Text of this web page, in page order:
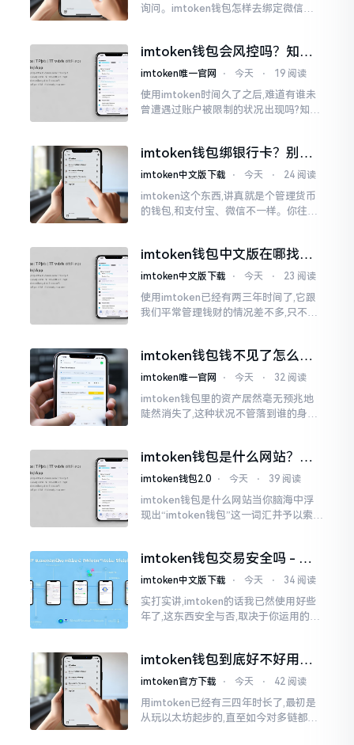
询问。imtoken钱包怎样去绑定微信呢?
试。随后予以明晰
imtoken钱包会风控吗？知乎
上的说法靠不靠谱，老币民告
imtoken唯一官网 ⋅ 今天 ⋅ 19 阅读
使用imtoken时间久了之后,难道有谁未
曾遭遇过账户被限制的状况出现吗?知乎
制。
imtoken钱包绑银行卡？别折
腾了，真相是这样的
imtoken中文版下载 ⋅ 今天 ⋅ 24 阅读
imtoken这个东西,讲真就是个管理货币
的钱包,和支付宝、微信不一样。你往里
imtoken钱包中文版在哪找？
老手教你避坑
imtoken中文版下载 ⋅ 今天 ⋅ 23 阅读
使用imtoken已经有两三年时间了,它跟
我们平常管理钱财的情况差不多,只不过
许许多多的链接
imtoken钱包钱不见了怎么
办？老用户手把手教你找回
imtoken唯一官网 ⋅ 今天 ⋅ 32 阅读
imtoken钱包里的资产居然毫无预兆地
陡然消失了,这种状况不管落到谁的身上,
打开钱包查看时
imtoken钱包是什么网站？一
文说清楚这玩意
imtoken钱包2.0 ⋅ 今天 ⋅ 39 阅读
imtoken钱包是什么网站当你脑海中浮
现出“imtoken钱包”这一词汇并予以索求
我也曾短暂错愕
imtoken钱包交易安全吗 - 老
用户的一些心里话
imtoken中文版下载 ⋅ 今天 ⋅ 34 阅读
实打实讲,imtoken的话我已然使用好些
年了,这东西安全与否,取决于你运用的方
睹过非常多的人
imtoken钱包到底好不好用？
老玩家说说真实体验
imtoken官方下载 ⋅ 今天 ⋅ 42 阅读
用imtoken已经有三四年时长了,最初是
从玩以太坊起步的,直至如今对多链都有